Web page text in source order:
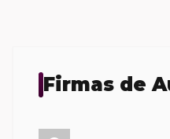
Firmas de